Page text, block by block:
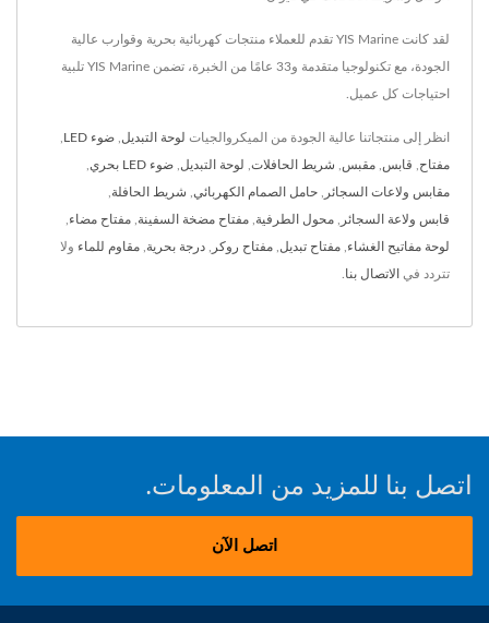
لقد كانت YIS Marine تقدم للعملاء منتجات كهربائية بحرية وقوارب عالية
الجودة، مع تكنولوجيا متقدمة و33 عامًا من الخبرة، تضمن YIS Marine تلبية
احتياجات كل عميل.
انظر إلى منتجاتنا عالية الجودة من الميكروالجيات لوحة التبديل ضوء LED
مفتاح قابس مقبس شريط الحافلات لوحة التبديل ضوء LED بحري
مقابس ولاعات السجائر حامل الصمام الكهربائي شريط الحافلة
قابس ولاعة السجائر محول الطرفية مفتاح مضخة السفينة مفتاح مضاء
لوحة مفاتيح الغشاء مفتاح تبديل مفتاح روكر درجة بحرية مقاوم للماء ولا
تتردد في الاتصال بنا
اتصل بنا للمزيد من المعلومات.
اتصل الآن